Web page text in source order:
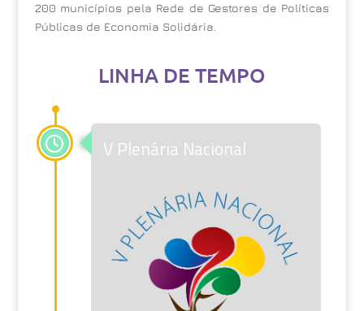
200 municípios pela Rede de Gestores de Políticas
Públicas de Economia Solidária.
LINHA DE TEMPO
V Plenária Nacional